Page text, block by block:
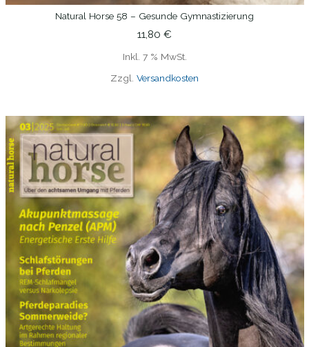
IN DEN WARENKORB
Natural Horse 58 – Gesunde Gymnastizierung
11,80 €
Inkl. 7 % MwSt.
Zzgl. Versandkosten